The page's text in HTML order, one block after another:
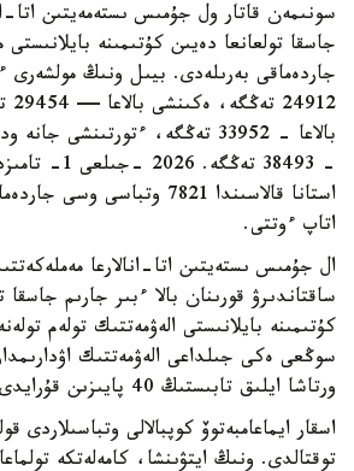
سونىمەن قاتار ول جۇمىس ىستەمەيتىن اتا-
جاسقا تولعانعا دەيىن كۇتىمىنە
جاردەماقى بەرىلەدى. بيىل ونىڭ مولشەرى
بالاعا - 33952 تەڭگە، ءتورتىنشى
- 38493
استانا قالاسىندا 7821
اتاپ ءوتتى.
ال جۇمىس ىستەيتىن اتا-انالارعا
ساقتاندىرۋ قورىنان بالا ءبىر جارىم جاسقا
كۇتىمىنە بايلانىستى الەۋمەتتىك تولەم
سوڭعى ەكى جىلداعى الەۋمەتتىك
ورتاشا ايلىق تابىستىڭ 40 پايىزىن قۇرايدى.
اسقار ايماعامبەتوۆ كوپبالالى وتباسىلاردى
توقتالدى. ونىڭ ايتۋىنشا، كامەلەتكە